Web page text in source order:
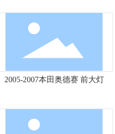
2005-2007本田奥德赛 前大灯